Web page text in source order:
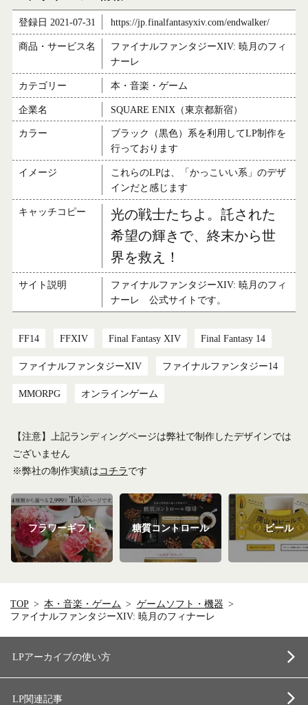
登録日 2021-07-31 https://jp.finalfantasyxiv.com/endwalker/
商品・サービス名
ファイナルファンタジーXIV: 暁月のフィ
ナーレ
カテゴリー 本・音楽・ゲーム
企業名 SQUARE ENIX（東京都新宿）
カラー
ブラック（黒色）系を利用してLP制作を
行っております
イメージ
これらのLPは、「かっこいい系」のデザ
インだと感じます
キャッチコピー
光の戦士たちよ。託された
希望の輝きで、終末から世
界を救え！
サイト説明
ファイナルファンタジーXIV: 暁月のフィ
ナーレ 公式サイトです。
FF14 FFXIV Final Fantasy XIV Final Fantasy 14
ファイナルファンタジーXIV ファイナルファンタジー14
MMORPG オンラインゲーム
【注意】上記ランディングページは弊社で制作したデザインでは
ございません
※弊社の制作実績はコチラです
フラワーギフト 糖質コントロール ビール
TOP 本・音楽・ゲーム
ゲームソフト・機器
ファイナルファンタジーXIV: 暁月のフィナーレ
LPアーカイブの使い方
LP関連記事